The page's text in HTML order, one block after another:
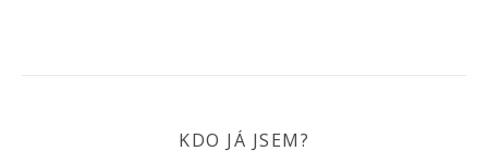
KDO JÁ JSEM?